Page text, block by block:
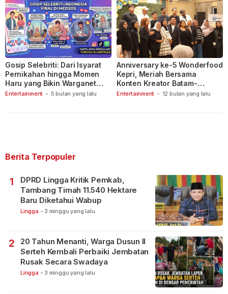
Entertainment - 5 bulan yang lalu
Gosip Selebriti: Dari Isyarat
Pernikahan hingga Momen
Haru yang Bikin Warganet
Berspekulasi
Entertainment - 12 bulan yang lalu
Anniversary ke-5 Wonderfood
Kepri, Meriah Bersama
Konten Kreator Batam-
Tanjungpinang
Berita Terpopuler
1
DPRD Lingga Kritik Pemkab,
Tambang Timah 11.540 Hektare
Baru Diketahui Wabup
Lingga - 3 minggu yang lalu
2
20 Tahun Menanti, Warga Dusun II
Serteh Kembali Perbaiki Jembatan
Rusak Secara Swadaya
Lingga - 3 minggu yang lalu